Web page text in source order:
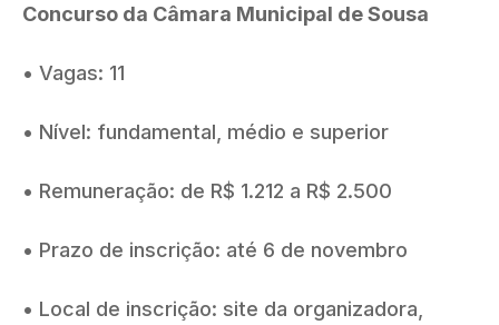
Concurso da Câmara Municipal de Sousa
• Vagas: 11
• Nível: fundamental, médio e superior
• Remuneração: de R$ 1.212 a R$ 2.500
• Prazo de inscrição: até 6 de novembro
• Local de inscrição: site da organizadora,